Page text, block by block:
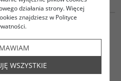
WŁÓKNINA
WYGŁUSZENIOWA / FILC /
POROSO / GR. 8MM,
100X100CM, 1280 GR./M2
014-0414
77.58PLN
działania strony. Więcej
znajdziesz w Polityce
WSZYSTKIE